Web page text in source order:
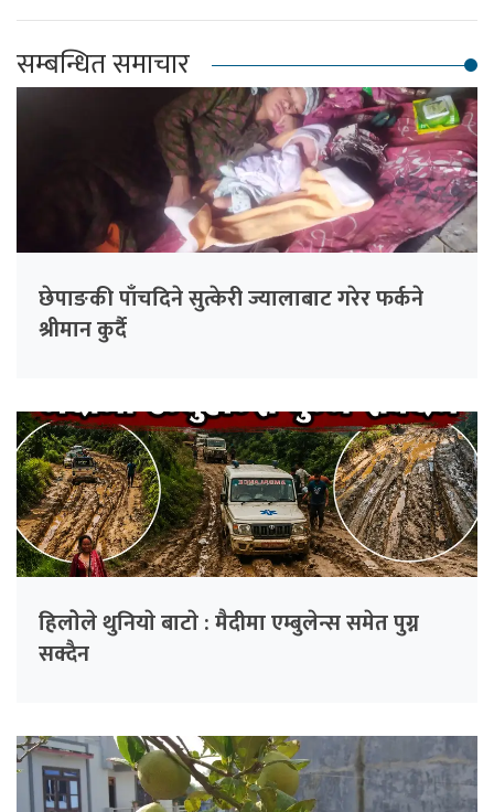
सम्बन्धित समाचार
छेपाङकी पाँचदिने सुत्केरी ज्यालाबाट गरेर फर्कने
श्रीमान कुर्दै
हिलाेेले थुनियाे बाटाे : मैदीमा एम्बुलेन्स समेत पुग्न
सक्दैन